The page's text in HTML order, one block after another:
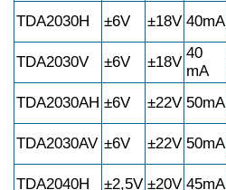
TDA2030H ±6V ±18V 40mА
TDA2030V ±6V ±18V
40
mА
TDA2030AH ±6V ±22V 50mА
TDA2030AV ±6V ±22V 50mА
TDA2040H ±2,5V ±20V 45mА